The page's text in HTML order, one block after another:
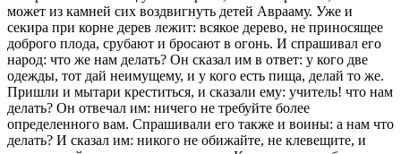
может из камней сих воздвигнуть детей Аврааму. Уже и
секира при корне дерев лежит: всякое дерево, не приносящее
доброго плода, срубают и бросают в огонь. И спрашивал его
народ: что же нам делать? Он сказал им в ответ: у кого две
одежды, тот дай неимущему, и у кого есть пища, делай то же.
Пришли и мытари креститься, и сказали ему: учитель! что нам
делать? Он отвечал им: ничего не требуйте более
определенного вам. Спрашивали его также и воины: а нам что
делать? И сказал им: никого не обижайте, не клевещите, и